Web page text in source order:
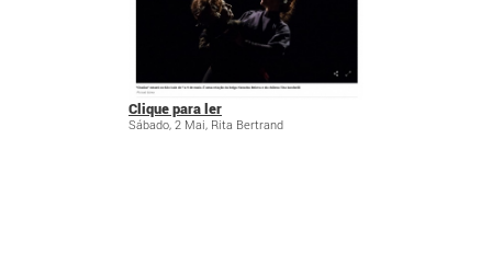
Clique para ler
Sábado, 2 Mai, Rita Bertrand